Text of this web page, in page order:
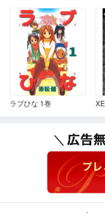
ラブひな 1巻